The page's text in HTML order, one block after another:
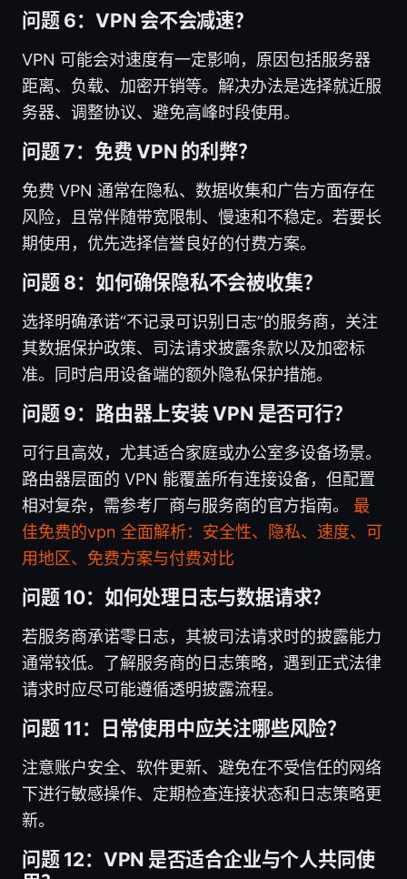
问题 6：VPN 会不会减速？
VPN 可能会对速度有一定影响，原因包括服务器
距离、负载、加密开销等。解决办法是选择就近服
务器、调整协议、避免高峰时段使用。
问题 7：免费 VPN 的利弊？
免费 VPN 通常在隐私、数据收集和广告方面存在
风险，且常伴随带宽限制、慢速和不稳定。若要长
期使用，优先选择信誉良好的付费方案。
问题 8：如何确保隐私不会被收集？
选择明确承诺“不记录可识别日志”的服务商，关注
其数据保护政策、司法请求披露条款以及加密标
准。同时启用设备端的额外隐私保护措施。
问题 9：路由器上安装 VPN 是否可行？
可行且高效，尤其适合家庭或办公室多设备场景。
路由器层面的 VPN 能覆盖所有连接设备，但配置
相对复杂，需参考厂商与服务商的官方指南。 最
佳免费的vpn 全面解析：安全性、隐私、速度、可
用地区、免费方案与付费对比
问题 10：如何处理日志与数据请求？
若服务商承诺零日志，其被司法请求时的披露能力
通常较低。了解服务商的日志策略，遇到正式法律
请求时应尽可能遵循透明披露流程。
问题 11：日常使用中应关注哪些风险？
注意账户安全、软件更新、避免在不受信任的网络
下进行敏感操作、定期检查连接状态和日志策略更
新。
问题 12：VPN 是否适合企业与个人共同使